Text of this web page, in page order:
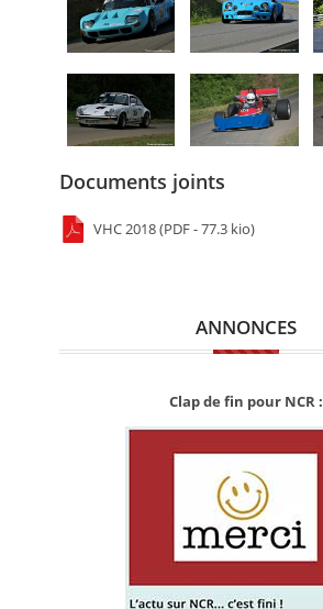
Documents joints
VHC 2018 (PDF - 77.3 kio)
ANNONCES
Clap de fin pour NCR :